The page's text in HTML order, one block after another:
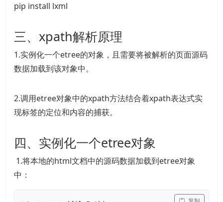
pip install lxml
三、xpath解析原理
1.实例化一个etree的对象，且需要将被解析的页面源码
数据加载到该对象中。
2.调用etree对象中的xpath方法结合着xpath表达式实
现标签的定位和内容的捕获。
四、实例化一个etree对象
1.将本地的html文档中的源码数据加载到etree对象
中：